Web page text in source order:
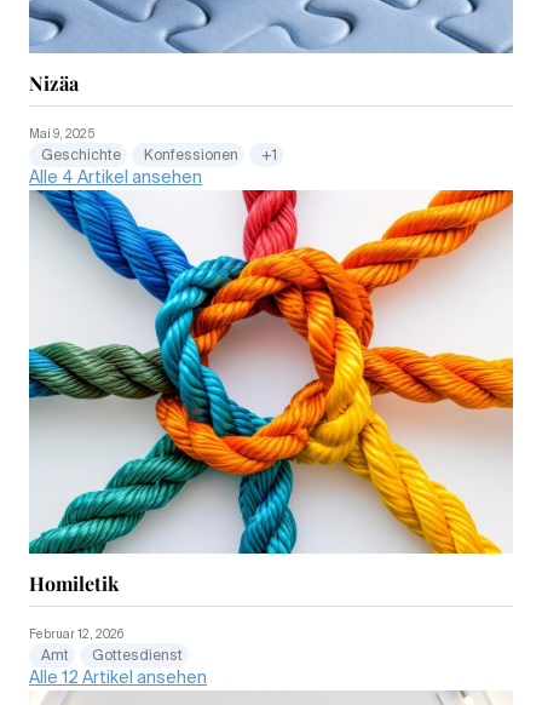
Nizäa
Mai 9, 2025
Geschichte Konfessionen +1
Alle 4 Artikel ansehen
Homiletik
Februar 12, 2026
Amt Gottesdienst
Alle 12 Artikel ansehen